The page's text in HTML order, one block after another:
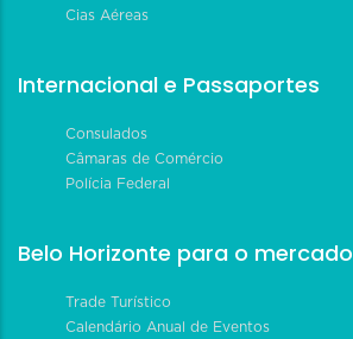
Cias Aéreas
Internacional e Passaportes
Consulados
Câmaras de Comércio
Polícia Federal
Belo Horizonte para o mercado
Trade Turístico
Calendário Anual de Eventos